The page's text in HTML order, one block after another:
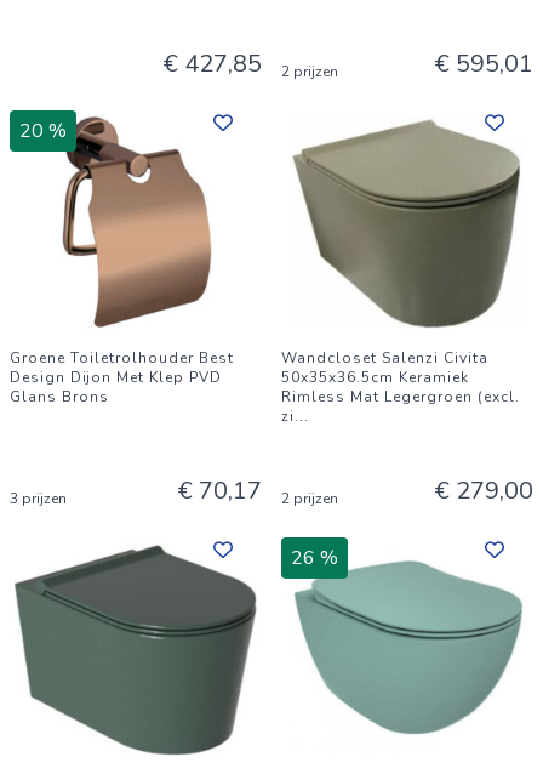
€ 427,85 2 prijzen € 595,01
20 %
Groene Toiletrolhouder Best
Design Dijon Met Klep PVD
Glans Brons
3 prijzen € 70,17
Wandcloset Salenzi Civita
50x35x36.5cm Keramiek
Rimless Mat Legergroen (excl.
zi...
2 prijzen € 279,00
26 %